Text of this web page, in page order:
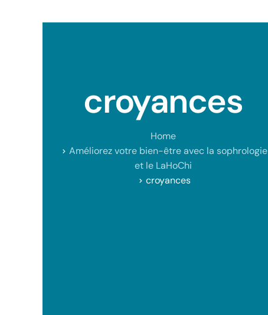
croyances
Home
Améliorez votre bien-être avec la sophrologie
et le LaHoChi
croyances